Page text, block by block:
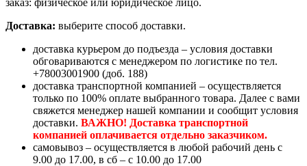
заказ: физическое или юридическое лицо.
Доставка: выберите способ доставки.
доставка курьером до подъезда – условия доставки
обговариваются с менеджером по логистике по тел.
+78003001900 (доб. 188)
доставка транспортной компанией – осуществляется
только по 100% оплате выбранного товара. Далее с вами
свяжется менеджер нашей компании и сообщит условия
доставки. ВАЖНО! Доставка транспортной
компанией оплачивается отдельно заказчиком.
самовывоз – осуществляется в любой рабочий день с
9.00 до 17.00, в сб – с 10.00 до 17.00